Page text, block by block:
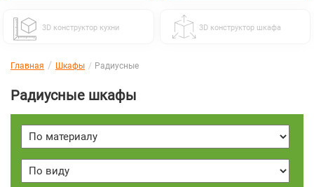
3D конструктор кухни 3D конструктор шкафа
Главная Шкафы Радиусные
Радиусные шкафы